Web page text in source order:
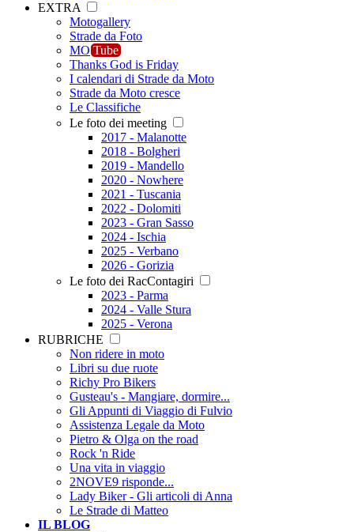
EXTRA
Motogallery
Strade da Foto
MO Tube
Thanks God is Friday
I calendari di Strade da Moto
Strade da Moto cresce
Le Classifiche
Le foto dei meeting
2017 - Malanotte
2018 - Bolgheri
2019 - Mandello
2020 - Nowhere
2021 - Tuscania
2022 - Dolomiti
2023 - Gran Sasso
2024 - Ischia
2025 - Verbano
2026 - Gorizia
Le foto dei RacContagiri
2023 - Parma
2024 - Valle Stura
2025 - Verona
RUBRICHE
Non ridere in moto
Libri su due ruote
Richy Pro Bikers
Gusteau's - Mangiare, dormire...
Gli Appunti di Viaggio di Fulvio
Assistenza Legale da Moto
Pietro & Olga on the road
Rock 'n Ride
Una vita in viaggio
2NOVE9 risponde...
Lady Biker - Gli articoli di Anna
Le Strade di Matteo
IL BLOG